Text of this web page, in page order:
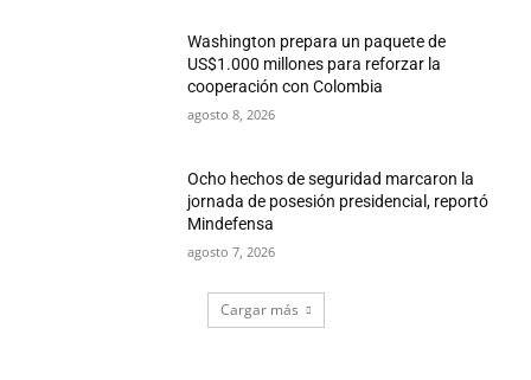
Washington prepara un paquete de
US$1.000 millones para reforzar la
cooperación con Colombia
agosto 8, 2026
Ocho hechos de seguridad marcaron la
jornada de posesión presidencial, reportó
Mindefensa
agosto 7, 2026
Cargar más